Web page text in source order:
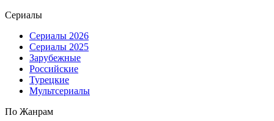
Сериалы
Сериалы 2026
Сериалы 2025
Зарубежные
Российские
Турецкие
Мультсериалы
По Жанрам